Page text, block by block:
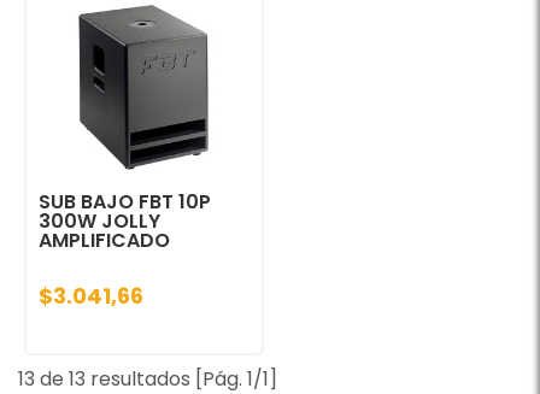
SUB BAJO FBT 10P
300W JOLLY
AMPLIFICADO
$3.041,66
13 de 13 resultados [Pág. 1/1]